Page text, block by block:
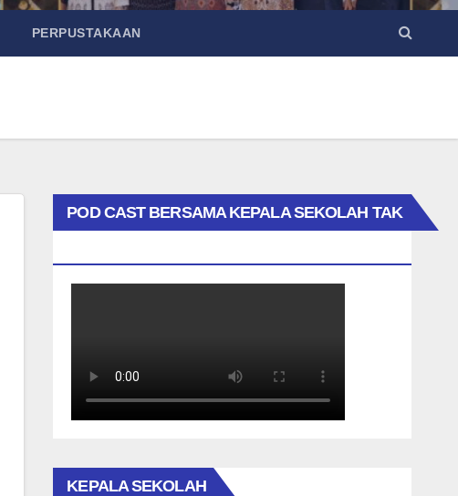
PERPUSTAKAAN
POD CAST BERSAMA KEPALA SEKOLAH TAK
KEPALA SEKOLAH